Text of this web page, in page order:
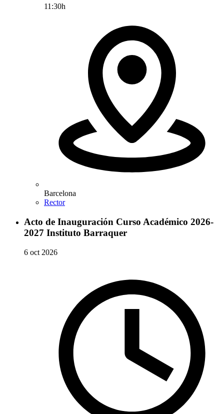
11:30h
Barcelona
Rector
Acto de Inauguración Curso Académico 2026-
2027 Instituto Barraquer
6 oct 2026